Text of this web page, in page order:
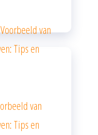
Voorbeeld van
Tips en
van
Tips en